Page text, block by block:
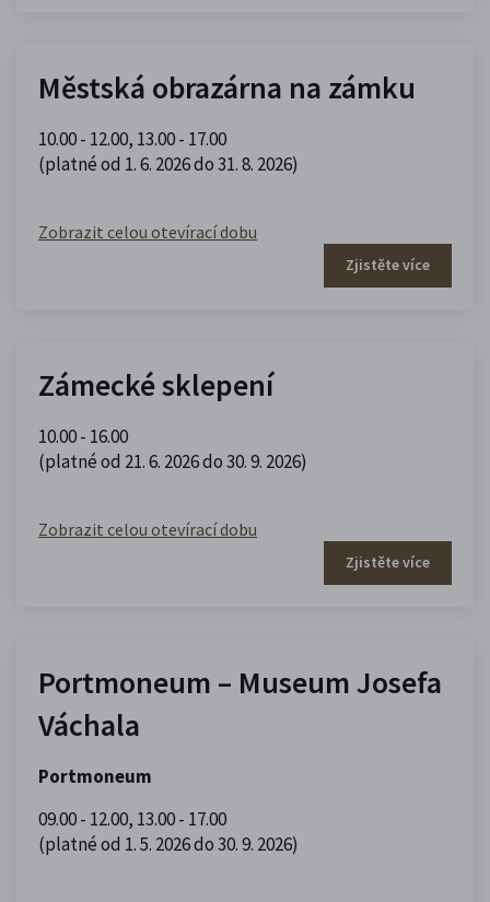
Městská obrazárna na zámku
10.00 - 12.00, 13.00 - 17.00
(platné od 1. 6. 2026 do 31. 8. 2026)
Zobrazit celou otevírací dobu
Zjistěte více
Zámecké sklepení
10.00 - 16.00
(platné od 21. 6. 2026 do 30. 9. 2026)
Zobrazit celou otevírací dobu
Zjistěte více
Portmoneum – Museum Josefa
Váchala
Portmoneum
09.00 - 12.00, 13.00 - 17.00
(platné od 1. 5. 2026 do 30. 9. 2026)